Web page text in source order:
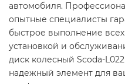
автомобиля.
опытные специалисты
быстрое выполнение всех
установкой и
диск колесный Scoda-
надежный элемент для